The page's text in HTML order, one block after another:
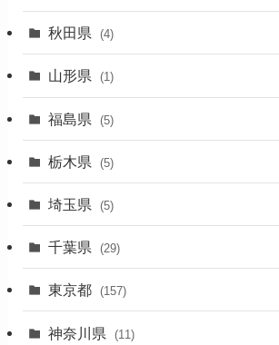
(1)
(1)
(3)
秋田県 (4)
山形県 (1)
福島県 (5)
栃木県 (5)
埼玉県 (5)
千葉県 (29)
東京都 (157)
(36)
神奈川県 (11)